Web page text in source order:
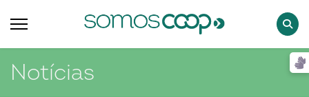
Notícias